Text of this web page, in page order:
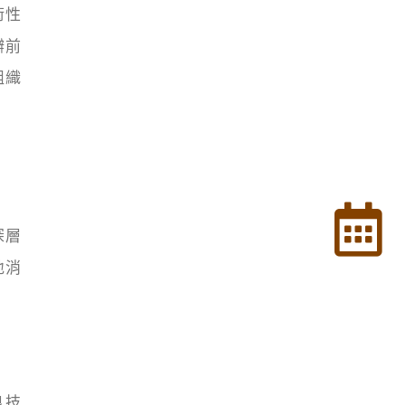
性
前
織
消